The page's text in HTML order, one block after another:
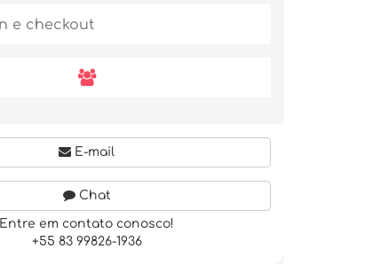
E-mail
Chat
Entre em contato conosco!
+55 83 99826-1936